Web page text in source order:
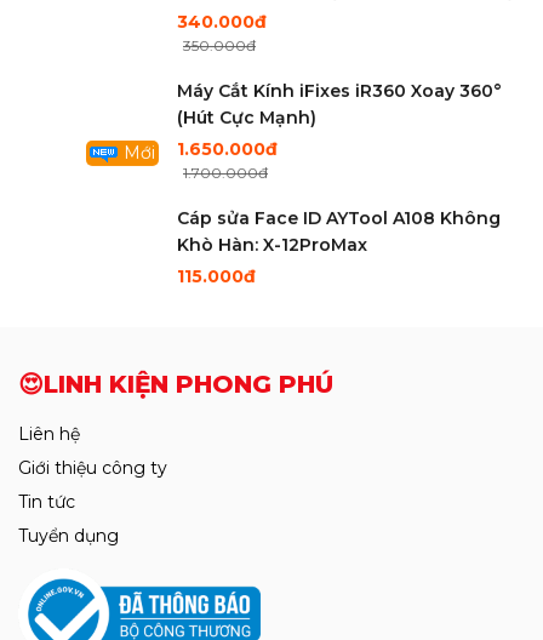
340.000đ
350.000đ
Mới
Máy Cắt Kính iFixes iR360 Xoay 360°
(Hút Cực Mạnh)
1.650.000đ
1.700.000đ
Cáp sửa Face ID AYTool A108 Không
Khò Hàn: X-12ProMax
115.000đ
Bàn Nhiệt Cắt Kính Nguyên Khung YCS
P2 Pro (30V - 5A / 330W)
2.750.000đ
😍LINH KIỆN PHONG PHÚ
Liên hệ
Giới thiệu công ty
Tin tức
Tuyển dụng